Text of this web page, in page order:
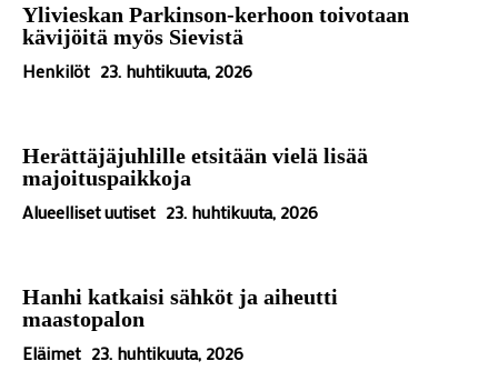
Ylivieskan Parkinson-kerhoon toivotaan
kävijöitä myös Sievistä
Henkilöt 23. huhtikuuta, 2026
Herättäjäjuhlille etsitään vielä lisää
majoituspaikkoja
Alueelliset uutiset 23. huhtikuuta, 2026
Hanhi katkaisi sähköt ja aiheutti
maastopalon
Eläimet 23. huhtikuuta, 2026